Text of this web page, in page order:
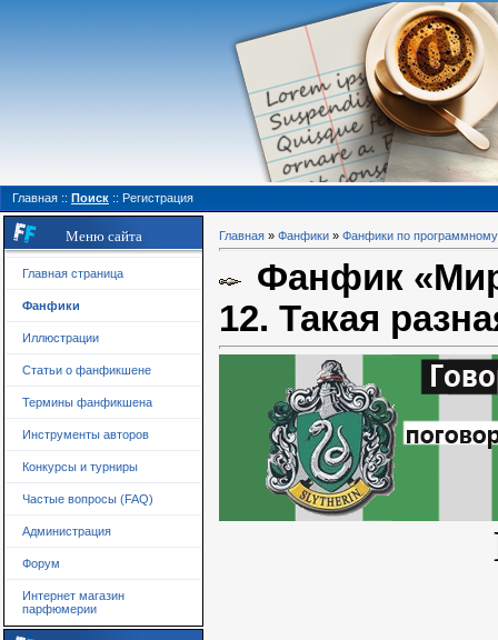
Главная :: Поиск :: Регистрация
Меню сайта
Главная страница
Фанфики
Иллюстрации
Статьи о фанфикшене
Термины фанфикшена
Инструменты авторов
Конкурсы и турниры
Частые вопросы (FAQ)
Администрация
Форум
Интернет магазин
парфюмерии
Главная » Фанфики » Фанфики по
Фанфик
12. Такая